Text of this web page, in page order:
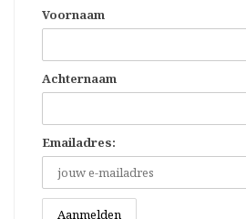
Voornaam
Achternaam
Emailadres: